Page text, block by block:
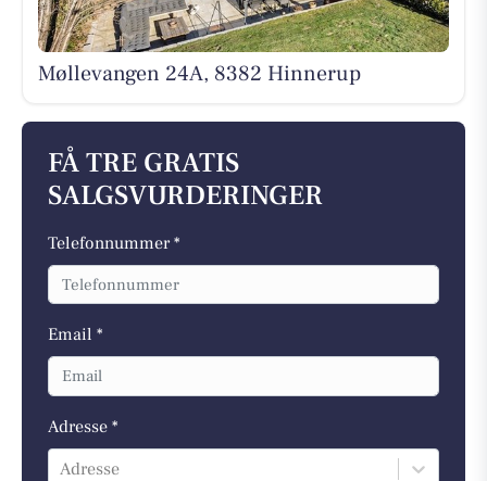
Møllevangen 24A, 8382 Hinnerup
FÅ TRE GRATIS
SALGSVURDERINGER
Telefonnummer *
Email *
Adresse *
Adresse